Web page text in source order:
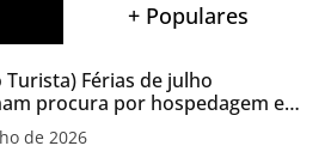
+ Populares
Férias de julho
procura por hospedagem em
cuidados na hora de
de 2026